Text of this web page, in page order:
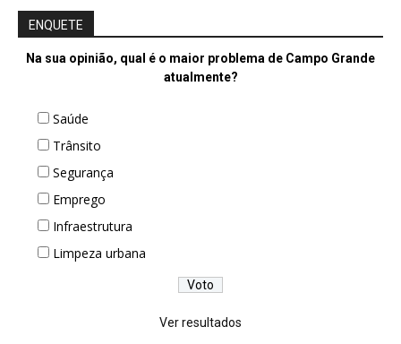
ENQUETE
Na sua opinião, qual é o maior problema de Campo Grande
atualmente?
Saúde
Trânsito
Segurança
Emprego
Infraestrutura
Limpeza urbana
Ver resultados